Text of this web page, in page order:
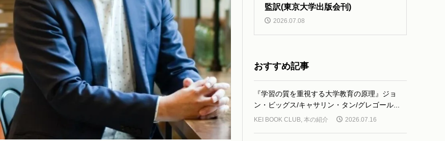
監訳(東京大学出版会刊)
2026.07.08
おすすめ記事
『学習の質を重視する大学教育の原理』ジョ
ン・ビッグス/キャサリン・タン/グレゴール...
KEI BOOK CLUB ,本の紹介 2026.07.16